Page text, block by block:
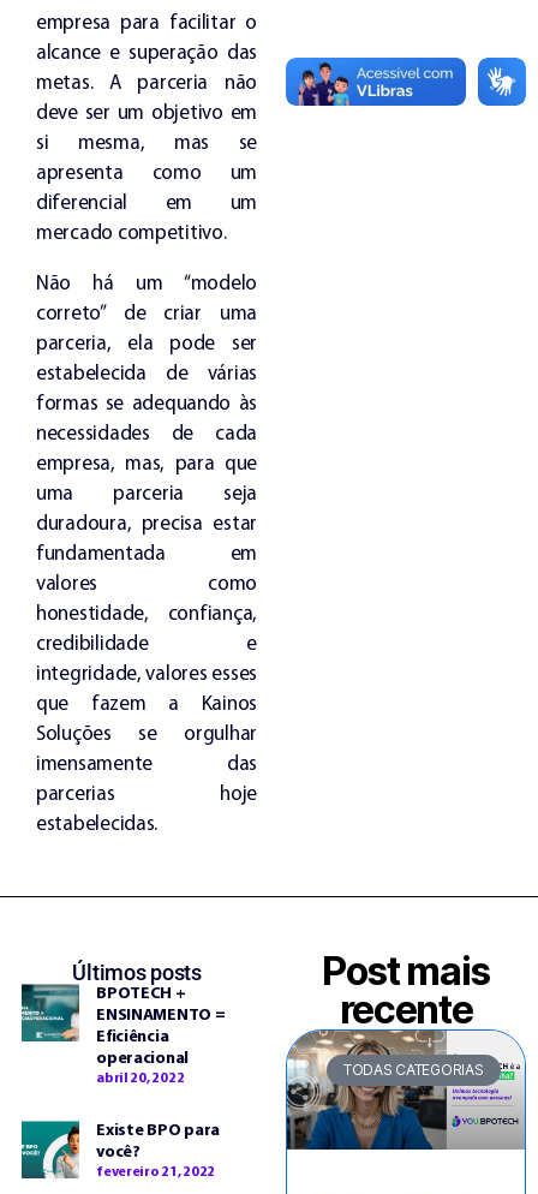
empresa para facilitar o
alcance e superação das
metas. A parceria não
deve ser um objetivo em
si mesma, mas se
apresenta como um
diferencial em um
mercado competitivo.
Não há um “modelo
correto” de criar uma
parceria, ela pode ser
estabelecida de várias
formas se adequando às
necessidades de cada
empresa, mas, para que
uma parceria seja
duradoura, precisa estar
fundamentada em
valores como
honestidade, confiança,
credibilidade e
integridade, valores esses
que fazem a Kainos
Soluções se orgulhar
imensamente das
parcerias hoje
estabelecidas.
Últimos posts
BPOTECH +
ENSINAMENTO =
Eficiência
operacional
abril 20, 2022
Existe BPO para
você?
fevereiro 21, 2022
Post mais
recente
TODAS CATEGORIAS